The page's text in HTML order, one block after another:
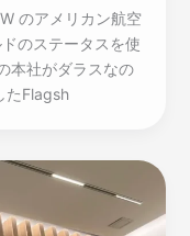
のアメリカン航空
のステータスを使
本社がダラスなの
たFlagsh